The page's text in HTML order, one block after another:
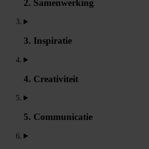
2. Samenwerking
3. Inspiratie
4. Creativiteit
5. Communicatie